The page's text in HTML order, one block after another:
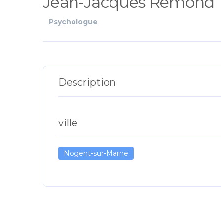
Psychologue
Description
ville
Nogent-sur-Marne